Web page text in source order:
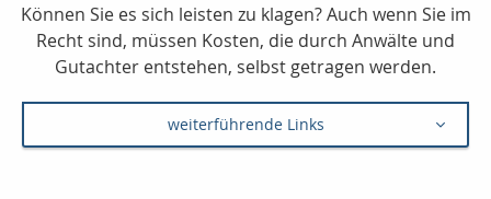
Können Sie es sich leisten zu klagen? Auch wenn Sie im
Recht sind, müssen Kosten, die durch Anwälte und
Gutachter entstehen, selbst getragen werden.
weiterführende Links